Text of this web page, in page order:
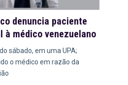
denuncia paciente
à médico venezuelano
sábado, em uma UPA;
o médico em razão da